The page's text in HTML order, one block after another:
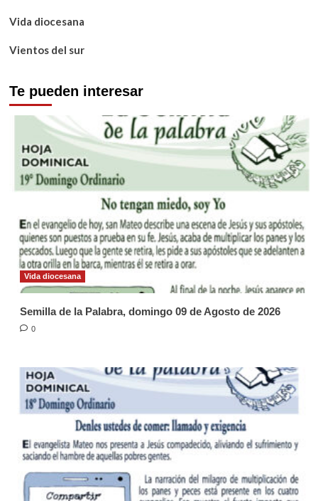
Vida diocesana
Vientos del sur
Te pueden interesar
Vida diocesana
Semilla de la Palabra, domingo 09 de Agosto de 2026
0